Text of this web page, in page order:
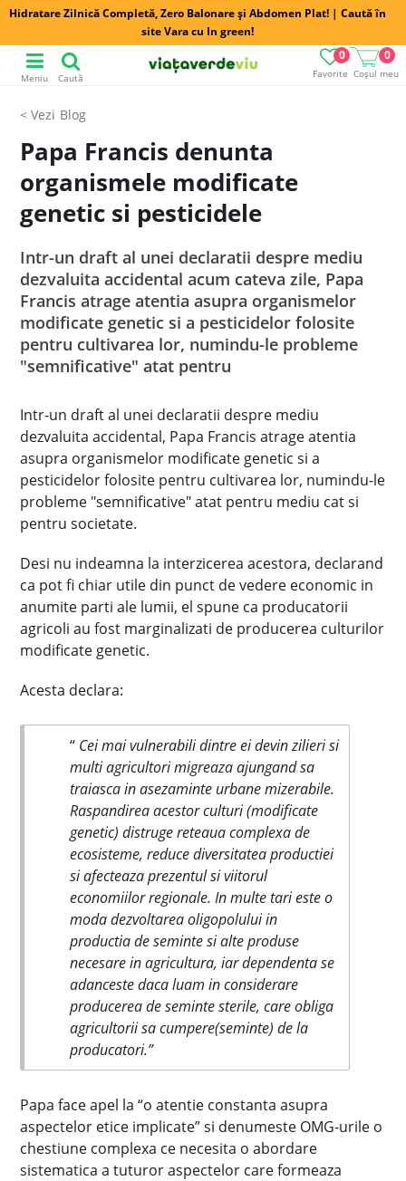
Hidratare Zilnică Completă, Zero Balonare și Abdomen Plat! | Caută în
site Vara cu In green!
Favorite
0
Coșul meu
0
Meniu Caută
Blog
Papa Francis denunta
organismele modificate
genetic si pesticidele
Intr-un draft al unei declaratii despre mediu
dezvaluita accidental acum cateva zile, Papa
Francis atrage atentia asupra organismelor
modificate genetic si a pesticidelor folosite
pentru cultivarea lor, numindu-le probleme
"semnificative" atat pentru
Intr-un draft al unei declaratii despre mediu
dezvaluita accidental, Papa Francis atrage atentia
asupra organismelor modificate genetic si a
pesticidelor folosite pentru cultivarea lor, numindu-le
probleme "semnificative" atat pentru mediu cat si
pentru societate.
Desi nu indeamna la interzicerea acestora, declarand
ca pot fi chiar utile din punct de vedere economic in
anumite parti ale lumii, el spune ca producatorii
agricoli au fost marginalizati de producerea culturilor
modificate genetic.
Acesta declara:
“ Cei mai vulnerabili dintre ei devin zilieri si
multi agricultori migreaza ajungand sa
traiasca in asezaminte urbane mizerabile.
Raspandirea acestor culturi (modificate
genetic) distruge reteaua complexa de
ecosisteme, reduce diversitatea productiei
si afecteaza prezentul si viitorul
economiilor regionale. In multe tari este o
moda dezvoltarea oligopolului in
productia de seminte si alte produse
necesare in agricultura, iar dependenta se
adanceste daca luam in considerare
producerea de seminte sterile, care obliga
agricultorii sa cumpere(seminte) de la
producatori.”
Papa face apel la “o atentie constanta asupra
aspectelor etice implicate” si denumeste OMG-urile o
chestiune complexa ce necesita o abordare
sistematica a tuturor aspectelor care formeaza